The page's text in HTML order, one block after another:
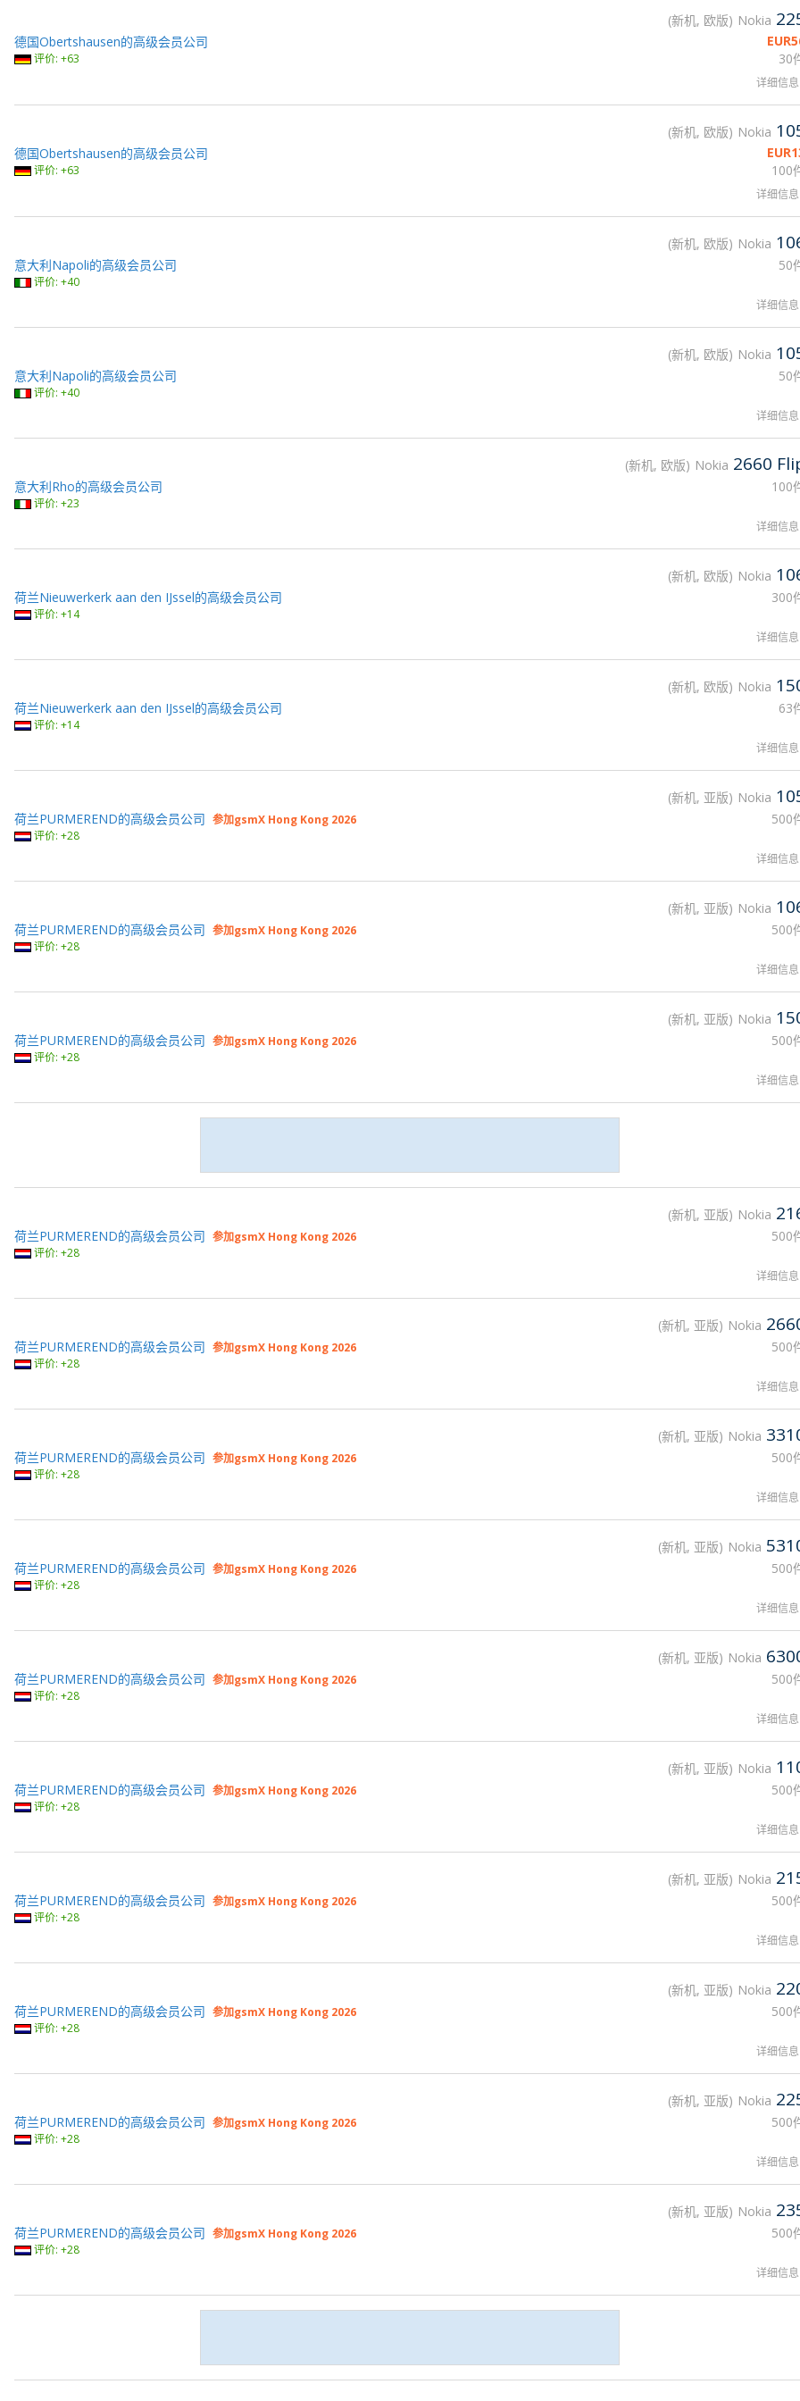
新机, 欧版 Nokia
EUR
30
德国Obertshausen的高级会员公司
评价: +63
详细信息
新机, 欧版 Nokia
EUR
100
德国Obertshausen的高级会员公司
评价: +63
详细信息
新机, 欧版 Nokia
50
意大利Napoli的高级会员公司
评价: +40
详细信息
新机, 欧版 Nokia
50
意大利Napoli的高级会员公司
评价: +40
详细信息
新机, 欧版 Nokia 2660
100
意大利Rho的高级会员公司
评价: +23
详细信息
新机, 欧版 Nokia
300
荷兰Nieuwerkerk aan den IJssel的高级会员公司
评价: +14
详细信息
新机, 欧版 Nokia
63
荷兰Nieuwerkerk aan den IJssel的高级会员公司
评价: +14
详细信息
新机, 亚版 Nokia
500
荷兰PURMEREND的高级会员公司 参加gsmX Hong Kong 2026
评价: +28
详细信息
新机, 亚版 Nokia
500
荷兰PURMEREND的高级会员公司 参加gsmX Hong Kong 2026
评价: +28
详细信息
新机, 亚版 Nokia
500
荷兰PURMEREND的高级会员公司 参加gsmX Hong Kong 2026
评价: +28
详细信息
新机, 亚版 Nokia
500
荷兰PURMEREND的高级会员公司 参加gsmX Hong Kong 2026
评价: +28
详细信息
新机, 亚版 Nokia
500
荷兰PURMEREND的高级会员公司 参加gsmX Hong Kong 2026
评价: +28
详细信息
新机, 亚版 Nokia
500
荷兰PURMEREND的高级会员公司 参加gsmX Hong Kong 2026
评价: +28
详细信息
新机, 亚版 Nokia
500
荷兰PURMEREND的高级会员公司 参加gsmX Hong Kong 2026
评价: +28
详细信息
新机, 亚版 Nokia
500
荷兰PURMEREND的高级会员公司 参加gsmX Hong Kong 2026
评价: +28
详细信息
新机, 亚版 Nokia
500
荷兰PURMEREND的高级会员公司 参加gsmX Hong Kong 2026
评价: +28
详细信息
新机, 亚版 Nokia
500
荷兰PURMEREND的高级会员公司 参加gsmX Hong Kong 2026
评价: +28
详细信息
新机, 亚版 Nokia
500
荷兰PURMEREND的高级会员公司 参加gsmX Hong Kong 2026
评价: +28
详细信息
新机, 亚版 Nokia
500
荷兰PURMEREND的高级会员公司 参加gsmX Hong Kong 2026
评价: +28
详细信息
新机, 亚版 Nokia
500
荷兰PURMEREND的高级会员公司 参加gsmX Hong Kong 2026
评价: +28
详细信息